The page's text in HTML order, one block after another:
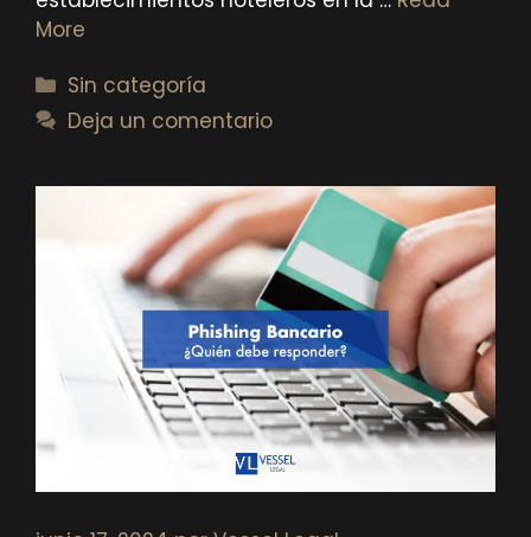
More
Categorías
Sin categoría
Deja un comentario